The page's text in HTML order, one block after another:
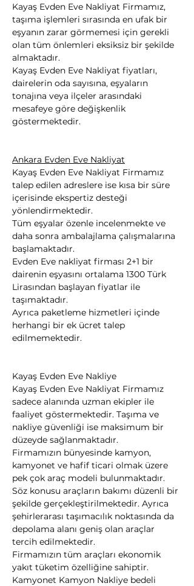
Kayaş Evden Eve Nakliyat Firmamız,
taşıma işlemleri sırasında en ufak bir
eşyanın zarar görmemesi için gerekli
olan tüm önlemleri eksiksiz bir şekilde
almaktadır.
Kayaş Evden Eve Nakliyat fiyatları,
dairelerin oda sayısına, eşyaların
tonajına veya ilçeler arasındaki
mesafeye göre değişkenlik
göstermektedir.
Ankara Evden Eve Nakliyat
Kayaş Evden Eve Nakliyat Firmamız
talep edilen adreslere ise kısa bir süre
içerisinde ekspertiz desteği
yönlendirmektedir.
Tüm eşyalar özenle incelenmekte ve
daha sonra ambalajlama çalışmalarına
başlamaktadır.
Evden Eve nakliyat firması 2+1 bir
dairenin eşyasını ortalama 1300 Türk
Lirasından başlayan fiyatlar ile
taşımaktadır.
Ayrıca paketleme hizmetleri içinde
herhangi bir ek ücret talep
edilmemektedir.
Kayaş Evden Eve Nakliye
Kayaş Evden Eve Nakliyat Firmamız
sadece alanında uzman ekipler ile
faaliyet göstermektedir. Taşıma ve
nakliye güvenliği ise maksimum bir
düzeyde sağlanmaktadır.
Firmamızın bünyesinde kamyon,
kamyonet ve hafif ticari olmak üzere
pek çok araç modeli bulunmaktadır.
Söz konusu araçların bakımı düzenli bir
şekilde gerçekleştirilmektedir. Ayrıca
şehirlerarası taşımacılık noktasında da
depolama alanı geniş olan araçlar
tercih edilmektedir.
Firmamızın tüm araçları ekonomik
yakıt tüketim özelliğine sahiptir.
Kamyonet Kamyon Nakliye bedeli